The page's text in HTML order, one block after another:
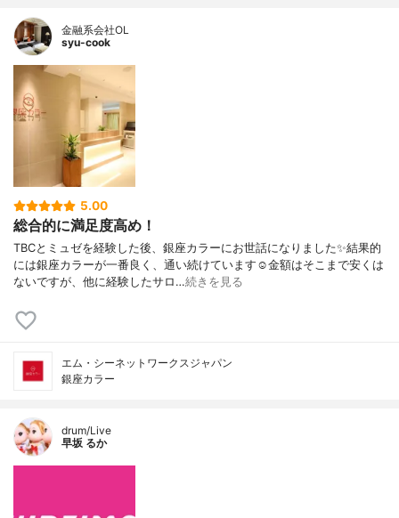
金融系会社OL
syu-cook
5.00
総合的に満足度高め！
TBCとミュゼを経験した後、銀座カラーにお世話になりました✨結果的
には銀座カラーが一番良く、通い続けています☺️金額はそこまで安くは
ないですが、他に経験したサロ…続きを見る
エム・シーネットワークスジャパン
銀座カラー
drum/Live
早坂 るか